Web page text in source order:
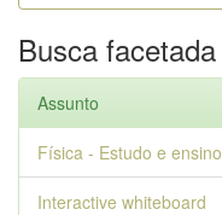
Busca facetada
Assunto
Física - Estudo e ensino
Interactive whiteboard